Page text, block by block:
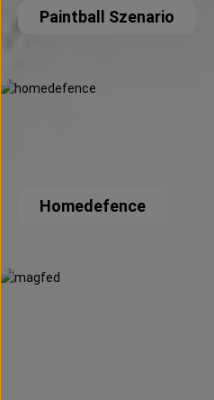
Paintball Szenario
Homedefence
Homedefence
Paintball Magfed